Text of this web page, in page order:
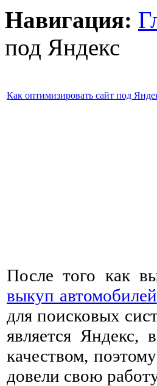
Навигация:
под Яндекс
Как оптимизировать сайт под
После того как
выкуп автомобилей
для поисковых
является
качеством,
довели свою